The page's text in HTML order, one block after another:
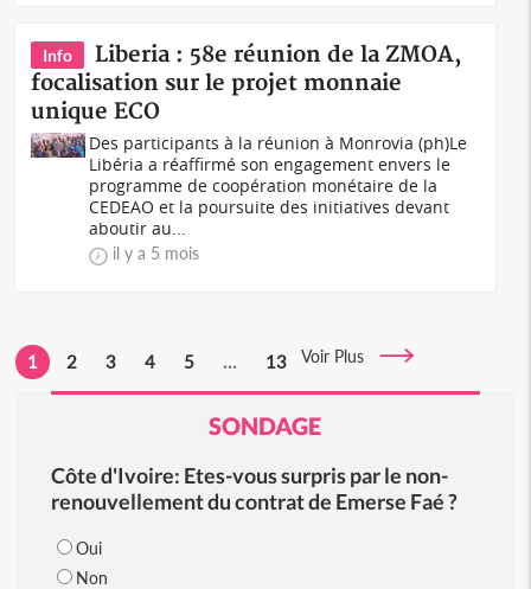
Info
Liberia : 58e réunion de la ZMOA,
focalisation sur le projet monnaie
unique ECO
Des participants à la réunion à Monrovia (ph)Le
Libéria a réaffirmé son engagement envers le
programme de coopération monétaire de la
CEDEAO et la poursuite des initiatives devant
aboutir au...
il y a 5 mois
1 2 3 4 5 ... 13 Voir Plus
SONDAGE
Côte d'Ivoire: Etes-vous surpris par le non-
renouvellement du contrat de Emerse Faé ?
Oui
Non